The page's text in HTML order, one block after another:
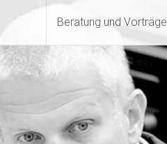
Beratung und Vorträge